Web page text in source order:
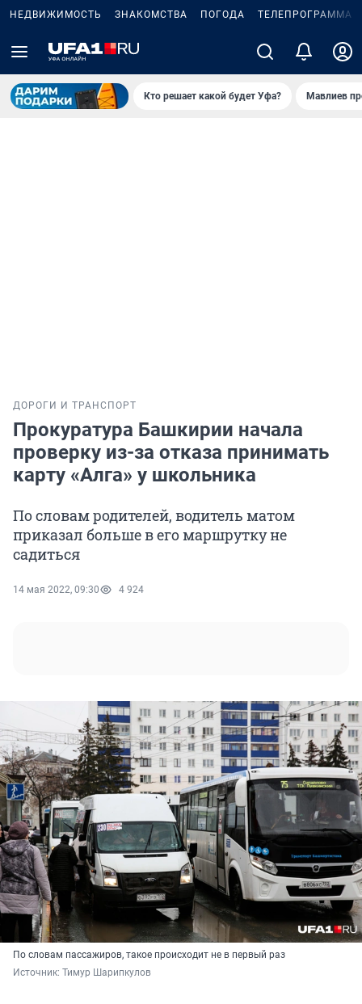
НЕДВИЖИМОСТЬ ЗНАКОМСТВА ПОГОДА ТЕЛЕПРОГРАММА
Кто решает какой будет Уфа? Мавлиев
ДОРОГИ И ТРАНСПОРТ
Прокуратура Башкирии начала
проверку из-за отказа принимать
карту «Алга» у школьника
По словам родителей, водитель матом
приказал больше в его маршрутку не
садиться
14 мая 2022, 09:30 4 924
По словам пассажиров, такое происходит не в первый раз
Источник: Тимур Шарипкулов